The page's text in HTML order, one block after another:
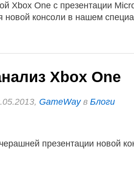
Xbox One с презентации
новой консоли в нашем
Xbox One
GameWayв Блоги
презентации новой